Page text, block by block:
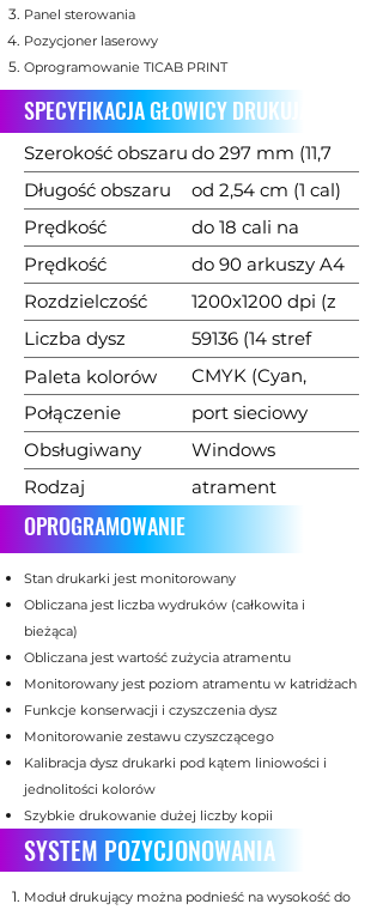
Panel sterowania
Pozycjoner laserowy
Oprogramowanie TICAB PRINT
SPECYFIKACJA GŁOWICY DRUKUJĄCEJ
Szerokość obszaru
druku
do 297 mm (11,7
cala)
Długość obszaru
druku
od 2,54 cm (1 cal)
do 91,44 cm (36
cali)
Prędkość
drukowania
do 18 cali na
sekundę
Prędkość
drukowania
do 90 arkuszy A4
na minutę 16
arkuszy A3 na
minutę
Rozdzielczość
druku
1200x1200 dpi (z
600x600 dpi) w
trybie jakości
600x1200 dpi (z
300x300 dpi) w
trybie produkcji
Liczba dysz
atramentowych
59136 (14 stref
druku z 4224
dyszami)
Paleta kolorów
CMYK (Cyan,
Magenta, Yellow,
Black)
Połączenie
informacyjne
port sieciowy
Ethernet
10/100/1000 Base-
T
Obsługiwany
system
operacyjny
Windows
(zalecany
Windows10)
Rodzaj
stosowanego
atrament
OPROGRAMOWANIE
Stan drukarki jest monitorowany
Obliczana jest liczba wydruków (całkowita i
bieżąca)
Obliczana jest wartość zużycia atramentu
Monitorowany jest poziom atramentu w katridżach
Funkcje konserwacji i czyszczenia dysz
Monitorowanie zestawu czyszczącego
Kalibracja dysz drukarki pod kątem liniowości i
jednolitości kolorów
Szybkie drukowanie dużej liczby kopii
SYSTEM POZYCJONOWANIA
Moduł drukujący można podnieść na wysokość do